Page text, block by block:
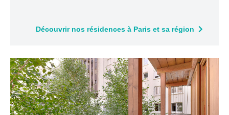
Découvrir nos résidences à Paris et sa région